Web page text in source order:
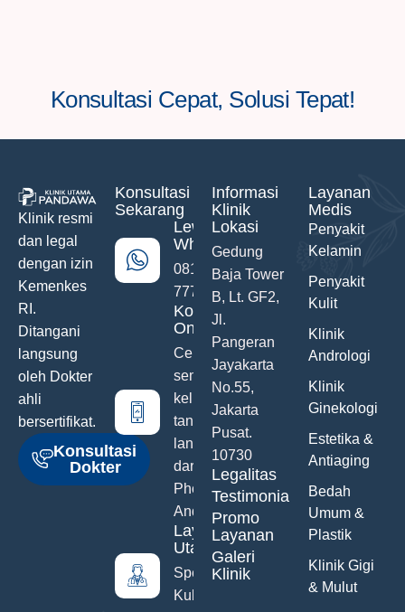
Konsultasi Cepat, Solusi Tepat!
Klinik resmi
dan legal
dengan izin
Kemenkes
RI.
Ditangani
langsung
oleh Dokter
ahli
bersertifikat.
Konsultasi
Dokter
Konsultasi
Sekarang
Lewat
WhatsApp
0811-742-
777
Konsultasi
Online
Ceritakan
semua
keluhanmu
tanpa malu
langsung
dari Hand
Phone
Anda
Layanan
Utama
Spesialis
Kulit &
Informasi
Klinik
Lokasi
Gedung
Baja Tower
B, Lt. GF2,
Jl.
Pangeran
Jayakarta
No.55,
Jakarta
Pusat.
10730
Legalitas
Testimonials
Promo
Layanan
Galeri
Klinik
Layanan
Medis
Penyakit
Kelamin
Penyakit
Kulit
Klinik
Andrologi
Klinik
Ginekologi
Estetika &
Antiaging
Bedah
Umum &
Plastik
Klinik Gigi
& Mulut